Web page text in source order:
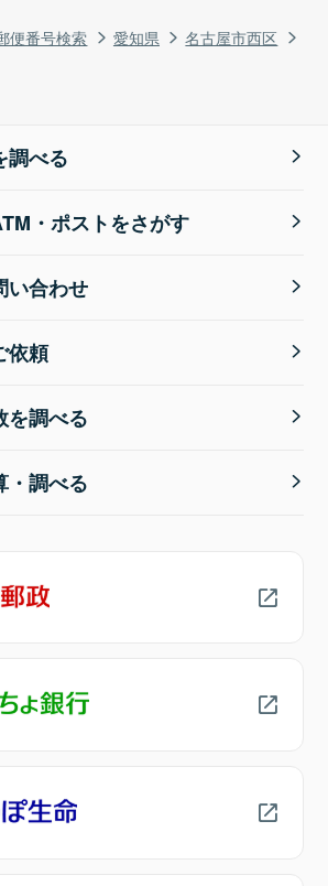
便番号検索 愛知県
名古屋市西区
調べる
・ポストをさがす
い合わせ
依頼
を調べる
・調べる